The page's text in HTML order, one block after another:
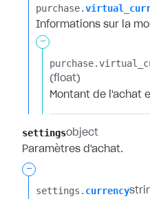
purchase.​
Informations sur la
-
purchase.​
(float)
Montant de l'achat
settingsobject
Paramètres d'achat.
-
settings.​ currency